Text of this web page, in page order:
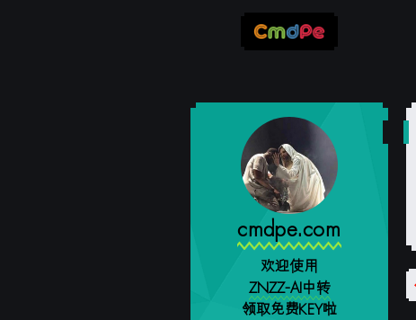
cmdpe.com
欢迎使用
ZNZZ-AI中转
领取免费KEY啦